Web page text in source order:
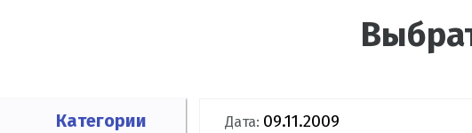
Категории Дата: 09.11.2009